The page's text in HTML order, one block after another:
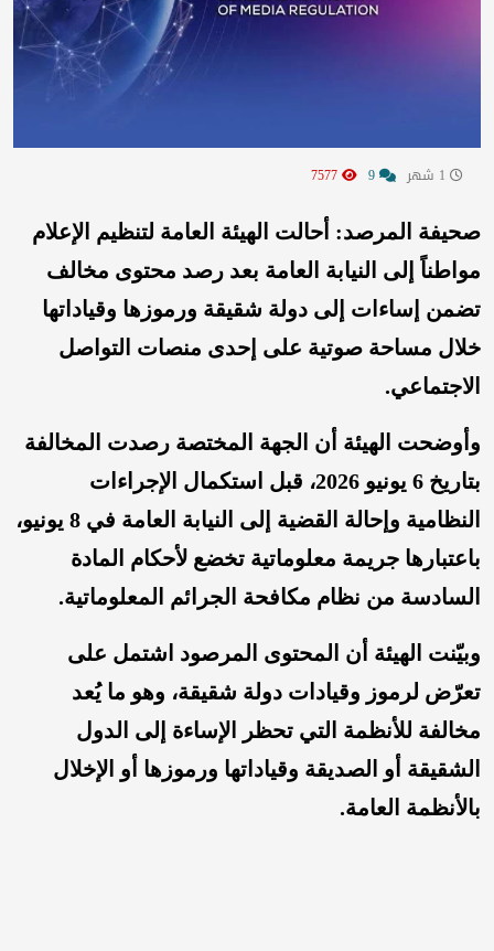
صحيفة المرصد: أحالت الهيئة العامة لتنظيم الإعلام
مواطناً إلى النيابة العامة بعد رصد محتوى مخالف
تضمن إساءات إلى دولة شقيقة ورموزها وقياداتها
خلال مساحة صوتية على إحدى منصات التواصل
الاجتماعي.
وأوضحت الهيئة أن الجهة المختصة رصدت المخالفة
بتاريخ 6 يونيو 2026، قبل استكمال الإجراءات
النظامية وإحالة القضية إلى النيابة العامة في 8 يونيو،
باعتبارها جريمة معلوماتية تخضع لأحكام المادة
السادسة من نظام مكافحة الجرائم المعلوماتية.
وبيّنت الهيئة أن المحتوى المرصود اشتمل على
تعرّض لرموز وقيادات دولة شقيقة، وهو ما يُعد
مخالفة للأنظمة التي تحظر الإساءة إلى الدول
الشقيقة أو الصديقة وقياداتها ورموزها أو الإخلال
بالأنظمة العامة.